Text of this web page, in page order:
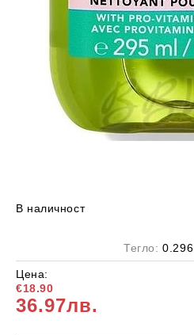
В наличност
Цена:
€18.90
36.97лв.
Тегло: 0.296